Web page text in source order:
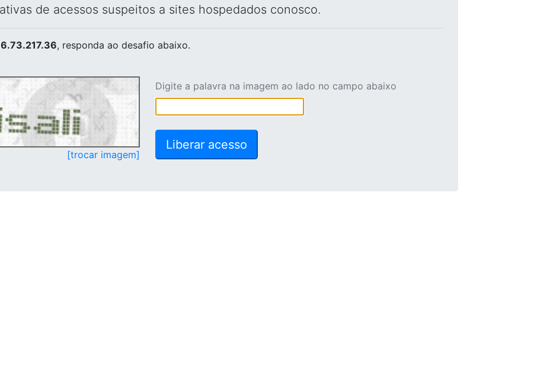
de acessos suspeitos a sites hospedados conosco.
, responda ao desafio abaixo.
[trocar imagem]
Digite a palavra na imagem ao lado no campo abaixo